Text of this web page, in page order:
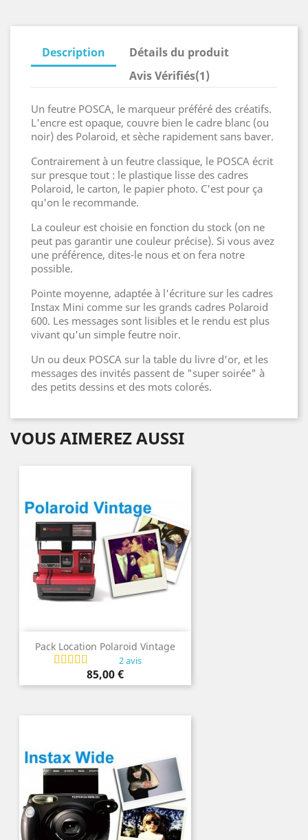
Description
Détails du produit
Avis Vérifiés(1)
Un feutre POSCA, le marqueur préféré des créatifs.
L'encre est opaque, couvre bien le cadre blanc (ou
noir) des Polaroid, et sèche rapidement sans baver.
Contrairement à un feutre classique, le POSCA écrit
sur presque tout : le plastique lisse des cadres
Polaroid, le carton, le papier photo. C'est pour ça
qu'on le recommande.
La couleur est choisie en fonction du stock (on ne
peut pas garantir une couleur précise). Si vous avez
une préférence, dites-le nous et on fera notre
possible.
Pointe moyenne, adaptée à l'écriture sur les cadres
Instax Mini comme sur les grands cadres Polaroid
600. Les messages sont lisibles et le rendu est plus
vivant qu'un simple feutre noir.
Un ou deux POSCA sur la table du livre d'or, et les
messages des invités passent de "super soirée" à
des petits dessins et des mots colorés.
VOUS AIMEREZ AUSSI
Pack Location Polaroid Vintage
2 avis
Prix
85,00 €